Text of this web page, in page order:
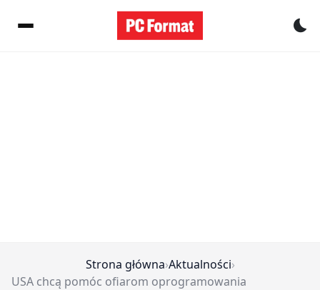
Strona główna›Aktualności›
USA chcą pomóc ofiarom oprogramowania